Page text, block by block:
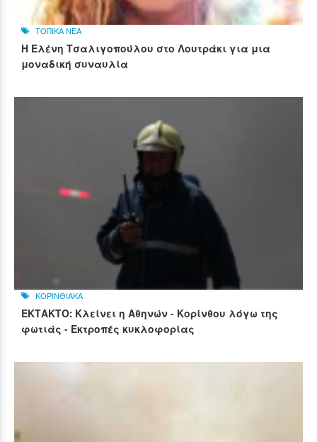
ΤΟΠΙΚΑ ΝΕΑ
Η Ελένη Τσαλιγοπούλου στο Λουτράκι για μια
μοναδική συναυλία
ΚΟΡΙΝΘΙΑΚΑ
ΕΚΤΑΚΤΟ: Κλείνει η Αθηνών - Κορίνθου λόγω της
φωτιάς - Εκτροπές κυκλοφορίας